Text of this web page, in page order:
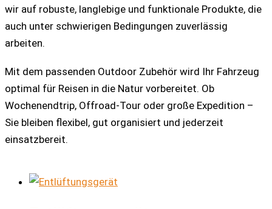
wir auf robuste, langlebige und funktionale Produkte, die
auch unter schwierigen Bedingungen zuverlässig
arbeiten.
Mit dem passenden Outdoor Zubehör wird Ihr Fahrzeug
optimal für Reisen in die Natur vorbereitet. Ob
Wochenendtrip, Offroad-Tour oder große Expedition –
Sie bleiben flexibel, gut organisiert und jederzeit
einsatzbereit.